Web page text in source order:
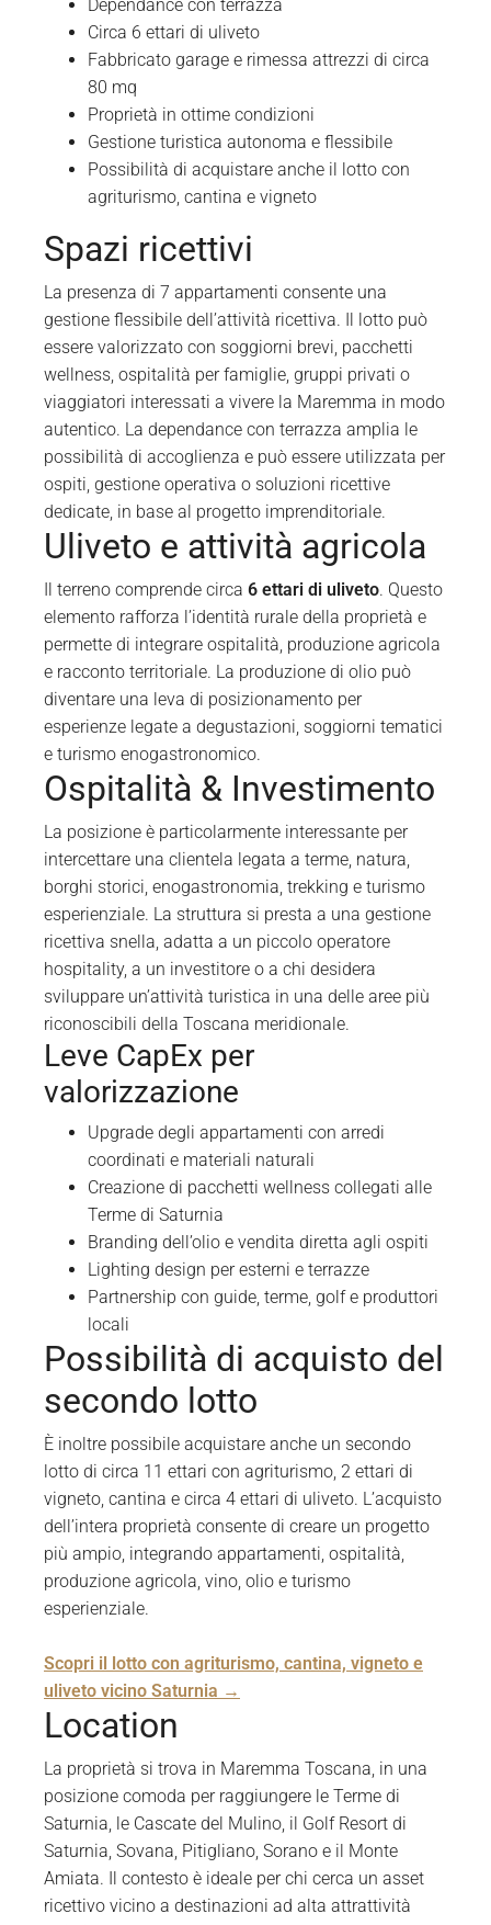
Dependance con terrazza
Circa 6 ettari di uliveto
Fabbricato garage e rimessa attrezzi di circa
80 mq
Proprietà in ottime condizioni
Gestione turistica autonoma e flessibile
Possibilità di acquistare anche il lotto con
agriturismo, cantina e vigneto
Spazi ricettivi
La presenza di 7 appartamenti consente una
gestione flessibile dell’attività ricettiva. Il lotto può
essere valorizzato con soggiorni brevi, pacchetti
wellness, ospitalità per famiglie, gruppi privati o
viaggiatori interessati a vivere la Maremma in modo
autentico. La dependance con terrazza amplia le
possibilità di accoglienza e può essere utilizzata per
ospiti, gestione operativa o soluzioni ricettive
dedicate, in base al progetto imprenditoriale.
Uliveto e attività agricola
Il terreno comprende circa 6 ettari di uliveto. Questo
elemento rafforza l’identità rurale della proprietà e
permette di integrare ospitalità, produzione agricola
e racconto territoriale. La produzione di olio può
diventare una leva di posizionamento per
esperienze legate a degustazioni, soggiorni tematici
e turismo enogastronomico.
Ospitalità & Investimento
La posizione è particolarmente interessante per
intercettare una clientela legata a terme, natura,
borghi storici, enogastronomia, trekking e turismo
esperienziale. La struttura si presta a una gestione
ricettiva snella, adatta a un piccolo operatore
hospitality, a un investitore o a chi desidera
sviluppare un’attività turistica in una delle aree più
riconoscibili della Toscana meridionale.
Leve CapEx per
valorizzazione
Upgrade degli appartamenti con arredi
coordinati e materiali naturali
Creazione di pacchetti wellness collegati alle
Terme di Saturnia
Branding dell’olio e vendita diretta agli ospiti
Lighting design per esterni e terrazze
Partnership con guide, terme, golf e produttori
locali
Possibilità di acquisto del
secondo lotto
È inoltre possibile acquistare anche un secondo
lotto di circa 11 ettari con agriturismo, 2 ettari di
vigneto, cantina e circa 4 ettari di uliveto. L’acquisto
dell’intera proprietà consente di creare un progetto
più ampio, integrando appartamenti, ospitalità,
produzione agricola, vino, olio e turismo
esperienziale.
Scopri il lotto con agriturismo, cantina, vigneto e
uliveto vicino Saturnia →
Location
La proprietà si trova in Maremma Toscana, in una
posizione comoda per raggiungere le Terme di
Saturnia, le Cascate del Mulino, il Golf Resort di
Saturnia, Sovana, Pitigliano, Sorano e il Monte
Amiata. Il contesto è ideale per chi cerca un asset
ricettivo vicino a destinazioni ad alta attrattività